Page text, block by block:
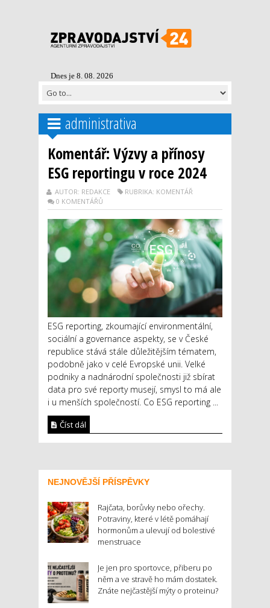
Dnes je 8. 08. 2026
administrativa
Komentář: Výzvy a přínosy
ESG reportingu v roce 2024
AUTOR: REDAKCE
RUBRIKA: KOMENTÁŘ
0 KOMENTÁŘŮ
ESG reporting, zkoumající environmentální,
sociální a governance aspekty, se v České
republice stává stále důležitějším tématem,
podobně jako v celé Evropské unii. Velké
podniky a nadnárodní společnosti již sbírat
data pro své reporty musejí, smysl to má ale
i u menších společností. Co ESG reporting ...
Číst dál
NEJNOVĚJŠÍ PŘÍSPĚVKY
Rajčata, borůvky nebo ořechy.
Potraviny, které v létě pomáhají
hormonům a ulevují od bolestivé
menstruace
Je jen pro sportovce, přiberu po
něm a ve stravě ho mám dostatek.
Znáte nejčastější mýty o proteinu?